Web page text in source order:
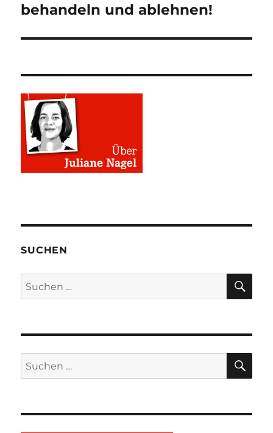
Beitrag:
behandeln und ablehnen!
SUCHEN
Suchen
nach:
Suchen
nach: